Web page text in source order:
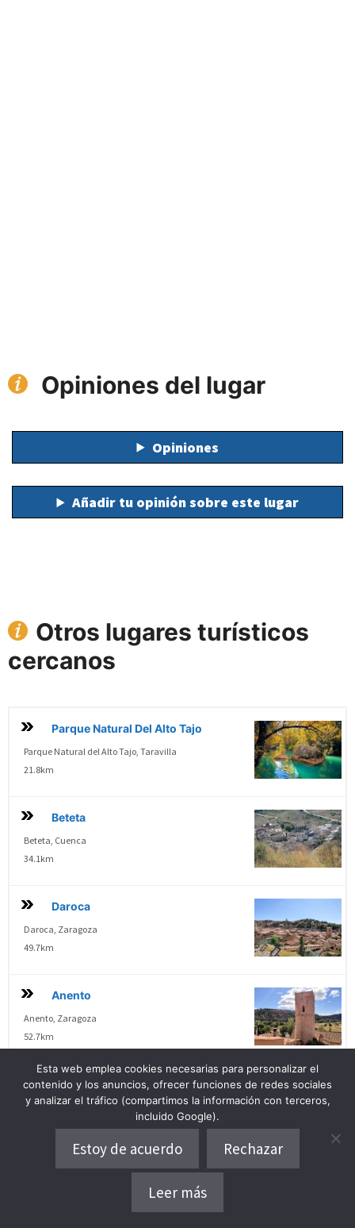
Opiniones del lugar
Opiniones
Añadir tu opinión sobre este lugar
Otros lugares turísticos
cercanos
Parque Natural Del Alto Tajo
Parque Natural del Alto Tajo, Taravilla
21.8km
Beteta
Beteta, Cuenca
34.1km
Daroca
Daroca, Zaragoza
49.7km
Anento
Anento, Zaragoza
52.7km
Priego
Priego, Cuenca
Medinaceli
Esta web emplea cookies necesarias para personalizar el
contenido y los anuncios, ofrecer funciones de redes sociales
y analizar el tráfico (compartimos la información con terceros,
incluido Google).
Estoy de acuerdo Rechazar
Leer más